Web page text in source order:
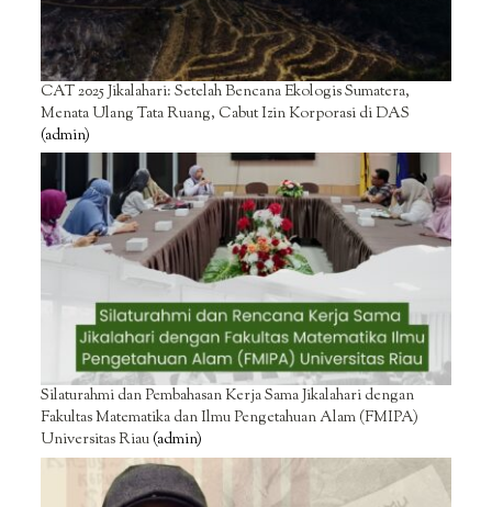
CAT 2025 Jikalahari: Setelah Bencana Ekologis Sumatera,
Menata Ulang Tata Ruang, Cabut Izin Korporasi di DAS
(admin)
Silaturahmi dan Pembahasan Kerja Sama Jikalahari dengan
Fakultas Matematika dan Ilmu Pengetahuan Alam (FMIPA)
Universitas Riau(admin)